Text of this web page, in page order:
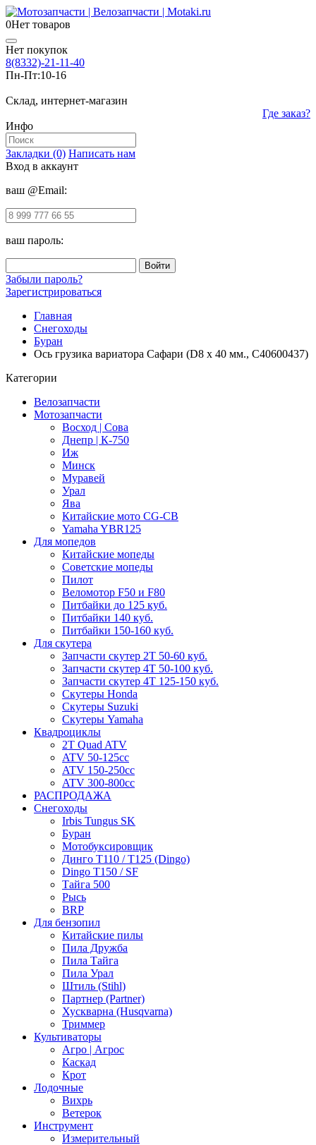
0Нет товаров
Нет покупок
8(8332)-21-11-40
Пн-Пт:10-16
Склад, интернет-магазин
Где заказ?
Инфо
Закладки (0) Написать нам
Вход в аккаунт
ваш @Email:
ваш пароль:
Забыли пароль?
Зарегистрироваться
Главная
Снегоходы
Буран
Ось грузика вариатора Сафари (D8 x 40 мм., C40600437)
Категории
Велозапчасти
Мотозапчасти
Восход | Сова
Днепр | К-750
Иж
Минск
Муравей
Урал
Ява
Китайские мото CG-CB
Yamaha YBR125
Для мопедов
Китайские мопеды
Советские мопеды
Пилот
Веломотор F50 и F80
Питбайки до 125 куб.
Питбайки 140 куб.
Питбайки 150-160 куб.
Для скутера
Запчасти скутер 2Т 50-60 куб.
Запчасти скутер 4Т 50-100 куб.
Запчасти скутер 4Т 125-150 куб.
Скутеры Honda
Скутеры Suzuki
Скутеры Yamaha
Квадроциклы
2T Quad ATV
ATV 50-125cc
ATV 150-250cc
ATV 300-800cc
РАСПРОДАЖА
Снегоходы
Irbis Tungus SK
Буран
Мотобуксировщик
Динго T110 / T125 (Dingo)
Dingo T150 / SF
Тайга 500
Рысь
BRP
Для бензопил
Китайские пилы
Пила Дружба
Пила Тайга
Пила Урал
Штиль (Stihl)
Партнер (Partner)
Хускварна (Husqvarna)
Триммер
Культиваторы
Агро | Агрос
Каскад
Крот
Лодочные
Вихрь
Ветерок
Инструмент
Измерительный